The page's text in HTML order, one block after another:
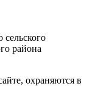
района
охраняются в